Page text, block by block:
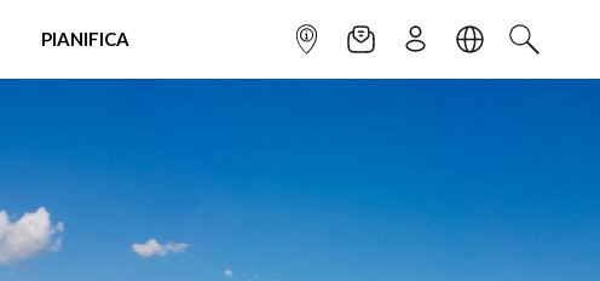
PIANIFICA INFOPOINTNEWSLETTER
ISCRIVITILINGUACERCA